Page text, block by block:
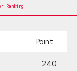
Ranking
Point
240